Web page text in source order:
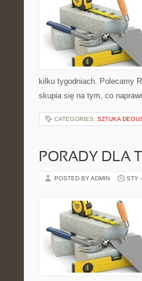
kilku tygodniach. Polecamy
skupia się na tym, co
CATEGORIES: SZTUKA
PORADY DLA
POSTED BY ADMIN STY